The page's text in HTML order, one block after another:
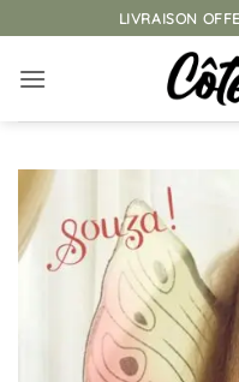
au
contenu
LIVRAISON